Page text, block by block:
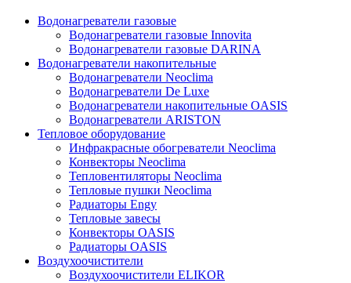
Водонагреватели газовые
Водонагреватели газовые Innovita
Водонагреватели газовые DARINA
Водонагреватели накопительные
Водонагреватели Neoclima
Водонагреватели De Luxe
Водонагреватели накопительные OASIS
Водонагреватели ARISTON
Тепловое оборудование
Инфракрасные обогреватели Neoclima
Конвекторы Neoclima
Тепловентиляторы Neoclima
Тепловые пушки Neoclima
Радиаторы Engy
Тепловые завесы
Конвекторы OASIS
Радиаторы OASIS
Воздухоочистители
Воздухоочистители ELIKOR